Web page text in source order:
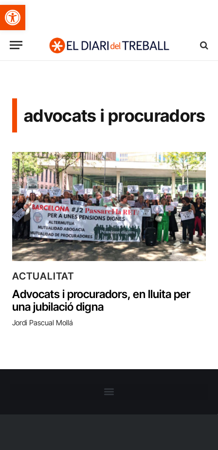
Obre la barra d'eines
advocats i procuradors
ACTUALITAT
Advocats i procuradors, en lluita per
una jubilació digna
Jordi Pascual Mollá